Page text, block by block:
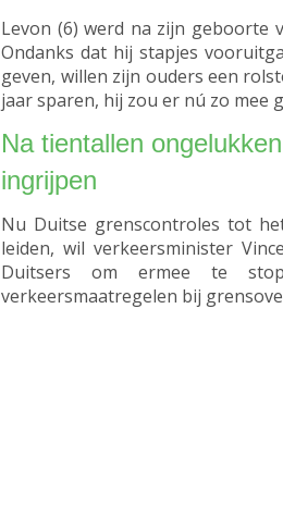
Levon (6) werd na zijn geboorte
Ondanks dat hij stapjes
geven, willen zijn ouders een
jaar sparen, hij zou er nú zo mee
Na tientallen
ingrijpen
Nu Duitse grenscontroles tot
leiden, wil verkeersminister
Duitsers om ermee te
verkeersmaatregelen bij